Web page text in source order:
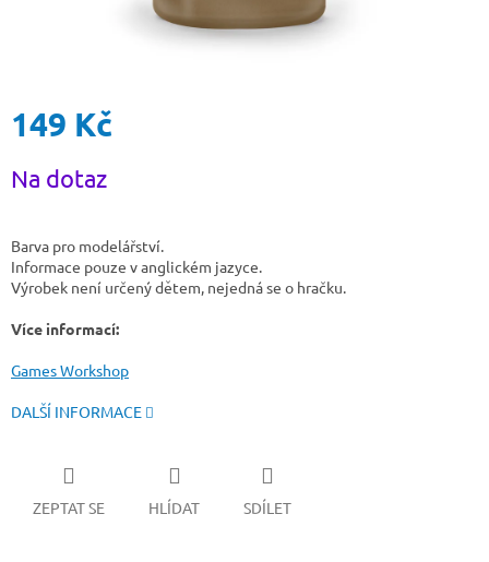
149 Kč
cena:
Na dotaz
Barva pro modelářství.
Informace pouze v anglickém jazyce.
Výrobek není určený dětem, nejedná se o hračku.
Více informací:
Games Workshop
DALŠÍ INFORMACE
ZEPTAT SE HLÍDAT SDÍLET